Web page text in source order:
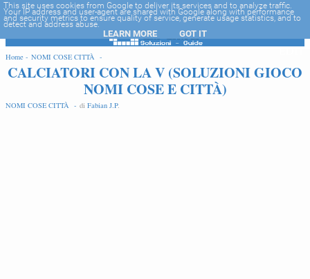
-->
Home - NOMI COSE CITTÀ -
CALCIATORI CON LA V (SOLUZIONI GIOCO
NOMI COSE E CITTÀ)
NOMI COSE CITTÀ - di Fabian J.P.
EDIT
This site uses cookies from Google to deliver its services and to analyze traffic.
Your IP address and user-agent are shared with Google along with performance
and security metrics to ensure quality of service, generate usage statistics, and to
detect and address abuse.
LEARN MORE GOT IT